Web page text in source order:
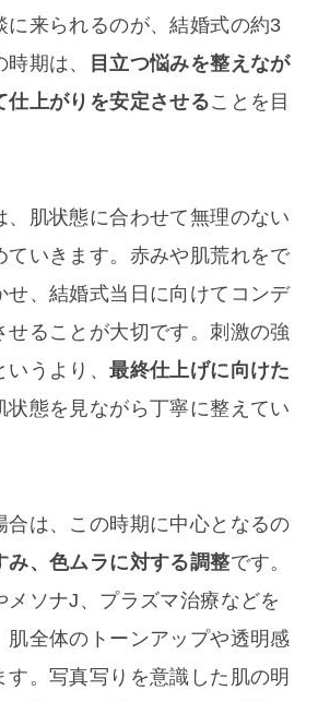
に来られるのが、結婚式の約3
期は、
目立つ悩みを整えなが
仕上がりを安定させることを目
、肌状態に合わせて無理のない
ていきます。赤みや肌荒れをで
せ、結婚式当日に向けてコンデ
せることが大切です。刺激の強
いうより、最終仕上げに向けた
状態を見ながら丁寧に整えてい
合は、この時期に中心となるの
み、色ムラに対する調整です。
メソナJ、プラズマ治療などを
肌全体のトーンアップや透明感
す。写真写りを意識した肌の明